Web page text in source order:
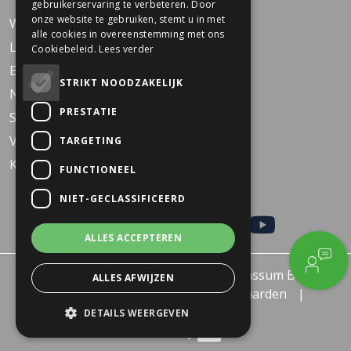
Werken bij Dekkers
Locaties
Events
Nieuws
Service
Veelgestelde vragen
KARO Solid schoolfiets
© 2026 - Dekkers Tweewielers Wanssum B.V.
Privacy policy
Algemene voorwaarden
Retourneren of Ruilen
gebruikerservaring te verbeteren. Door
onze website te gebruiken, stemt u in met
alle cookies in overeenstemming met ons
Cookiebeleid. Lees verder
STRIKT NOODZAKELIJK
PRESTATIE
TARGETING
FUNCTIONEEL
NIET-GECLASSIFICEERD
ALLES ACCEPTEREN
ALLES AFWIJZEN
DETAILS WEERGEVEN